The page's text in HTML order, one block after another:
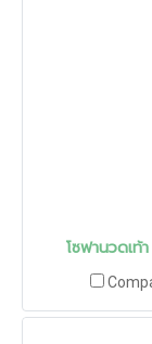
โซฟานวดเท้